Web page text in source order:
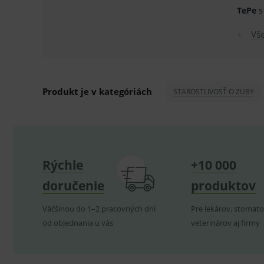
TePe
Produkt je v kategóriách STAROSTLIVOSŤ O ZUBY
Rýchle
doručenie
Väčšinou do 1–2 pracovných dní
od objednania u vás
+10 000
produktov
Pre lekárov,
veterinárov aj firmy
_ga
YSC
test_cookie